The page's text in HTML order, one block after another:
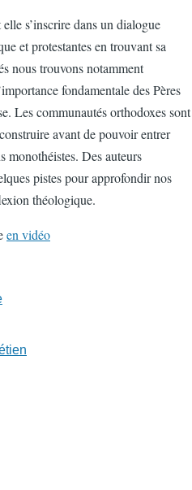
s’inscrire dans un dialogue
et protestantes en trouvant sa
nous trouvons notamment
fondamentale des Pères
Les communautés orthodoxes sont
avant de pouvoir entrer
monothéistes. Des auteurs
pistes pour approfondir nos
théologique.
en vidéo